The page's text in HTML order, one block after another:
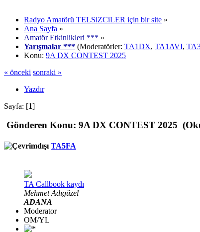
Radyo Amatörü TELSiZCiLER için bir site »
Ana Sayfa »
Amatör Etkinlikleri *** »
Yarışmalar *** (Moderatörler: TA1DX, TA1AVI,
Konu: 9A DX CONTEST 2025
« önceki sonraki »
Yazdır
Sayfa: [1]
Gönderen Konu: 9A DX CONTEST 2025
TA5FA
TA Callbook kaydı
Mehmet Adıgüzel
ADANA
Moderator
OM/YL